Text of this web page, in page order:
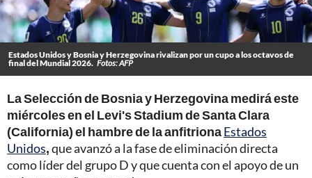
Estados Unidos y Bosnia y Herzegovina rivalizan por un cupo a los octavos de
final del Mundial 2026. Fotos: AFP
La Selección de Bosnia y Herzegovina medirá este
miércoles en el Levi's Stadium de Santa Clara
(California) el hambre de la anfitrionaEstados
Unidos,que avanzó a la fase de eliminación directa
como líder del grupo D y que cuenta con el apoyo de un